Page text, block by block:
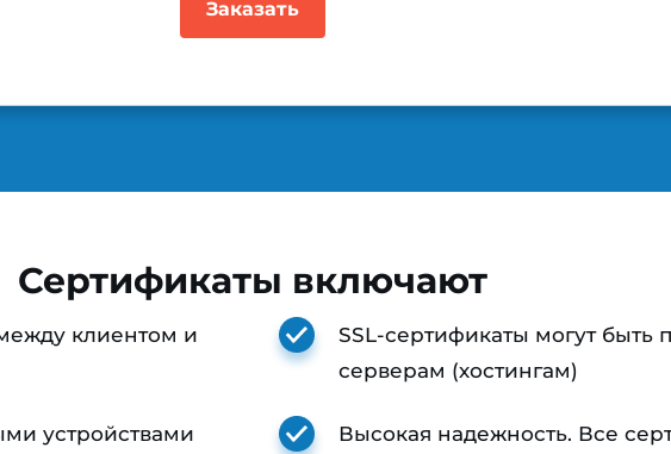
Заказать
Сертификаты включают
клиентом и
устройствами
SSL-сертификаты могут
серверам (хостингам)
Высокая надежность. Все